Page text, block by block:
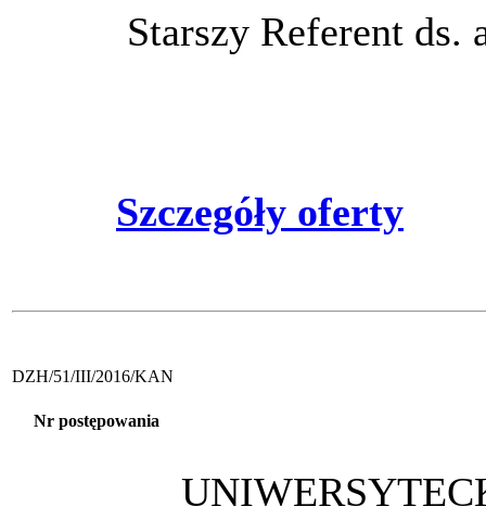
Starszy Referent ds.
Szczegóły oferty
DZH/51/III/2016/KAN
Nr postępowania